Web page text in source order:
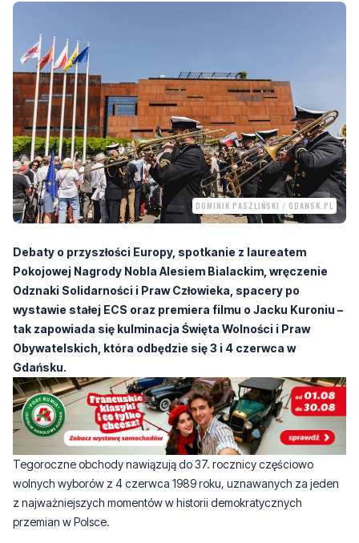
DOMINIK PASZLIŃSKI / GDANSK.PL
Debaty o przyszłości Europy, spotkanie z laureatem
Pokojowej Nagrody Nobla Alesiem Bialackim, wręczenie
wystawie stałej ECS oraz premiera filmu o Jacku Kuroniu –
tak zapowiada się kulminacja Święta Wolności i Praw
Obywatelskich, która odbędzie się 3 i 4 czerwca w
Gdańsku.
Tegoroczne obchody nawiązują do 37. rocznicy częściowo
wolnych wyborów z 4 czerwca 1989 roku, uznawanych za jeden
z najważniejszych momentów w historii demokratycznych
przemian w Polsce.
Centralnym punktem obchodów będzie uroczystość rocznicowa
na Placu Solidarności, zaplanowana na 4 czerwca o godz. 16:00.